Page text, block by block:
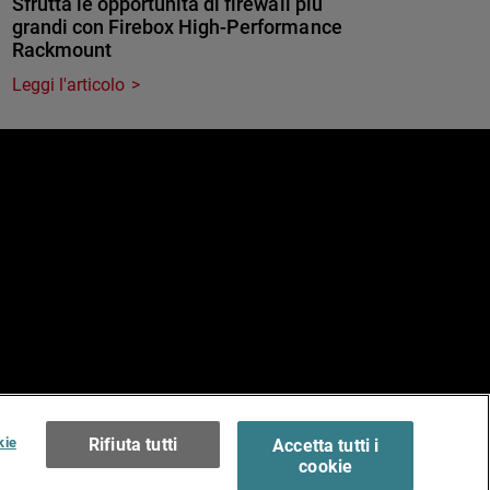
grandi con Firebox High-Performance
Rackmount
Leggi l'articolo
of Use >Rifiuta tutti
Accetta tutti i
cookie